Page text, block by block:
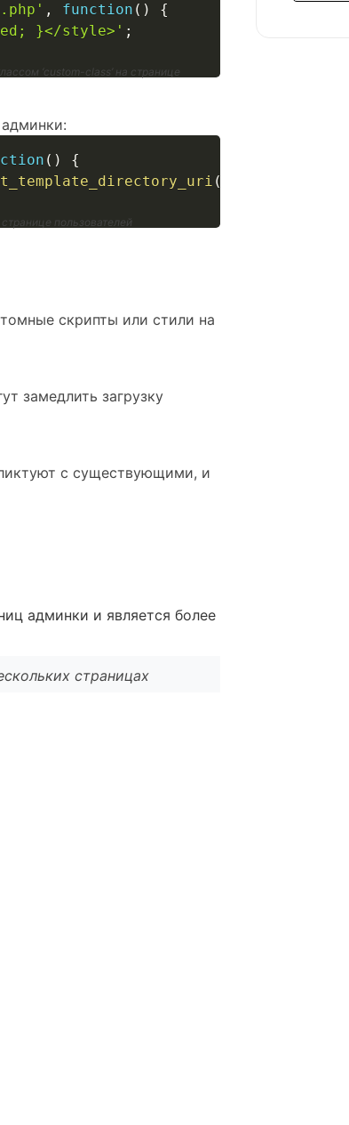
, function ( )
{
}</style>' ;
‘custom-class’ на странице
( )
{
(
пользователей
скрипты или стили на
замедлить загрузку
с существующими, и
админки и является более
страницах